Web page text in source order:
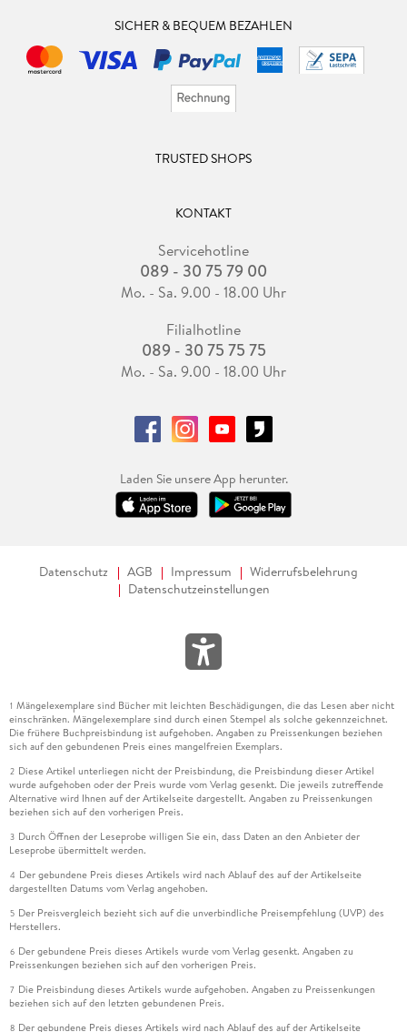
SICHER & BEQUEM BEZAHLEN
TRUSTED SHOPS
KONTAKT
Servicehotline
089 - 30 75 79 00
Mo. - Sa. 9.00 - 18.00 Uhr
Filialhotline
089 - 30 75 75 75
Mo. - Sa. 9.00 - 18.00 Uhr
Laden Sie unsere App herunter.
Datenschutz AGB Impressum
Widerrufsbelehrung
Datenschutzeinstellungen
1 Mängelexemplare sind Bücher mit leichten Beschädigungen, die das Lesen aber nicht
einschränken. Mängelexemplare sind durch einen Stempel als solche gekennzeichnet.
Die frühere Buchpreisbindung ist aufgehoben. Angaben zu Preissenkungen beziehen
sich auf den gebundenen Preis eines mangelfreien Exemplars.
2 Diese Artikel unterliegen nicht der Preisbindung, die Preisbindung dieser Artikel
wurde aufgehoben oder der Preis wurde vom Verlag gesenkt. Die jeweils zutreffende
Alternative wird Ihnen auf der Artikelseite dargestellt. Angaben zu Preissenkungen
beziehen sich auf den vorherigen Preis.
3 Durch Öffnen der Leseprobe willigen Sie ein, dass Daten an den Anbieter der
Leseprobe übermittelt werden.
4 Der gebundene Preis dieses Artikels wird nach Ablauf des auf der Artikelseite
dargestellten Datums vom Verlag angehoben.
5 Der Preisvergleich bezieht sich auf die unverbindliche Preisempfehlung (UVP) des
Herstellers.
6 Der gebundene Preis dieses Artikels wurde vom Verlag gesenkt. Angaben zu
Preissenkungen beziehen sich auf den vorherigen Preis.
7 Die Preisbindung dieses Artikels wurde aufgehoben. Angaben zu Preissenkungen
beziehen sich auf den letzten gebundenen Preis.
8 Der gebundene Preis dieses Artikels wird nach Ablauf des auf der Artikelseite